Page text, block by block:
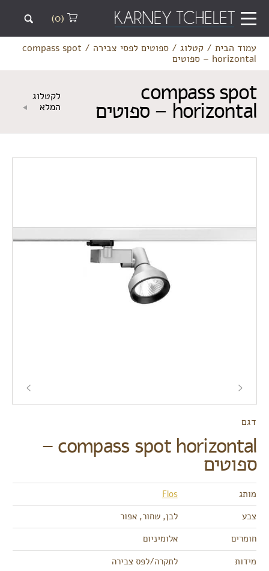
(0)
עמוד הבית/ קטלוג/ ספוטים לפסי צבירה /
compass spot
horizontal – ספוטים
compass spot
horizontal – ספוטים
לקטלוג
המלא
דגם
compass spot horizontal –
ספוטים
מותג
Flos
צבע
לבן, שחור, אפור
חומרים
אלומיניום
מידות
לתקרה/לפס צבירה